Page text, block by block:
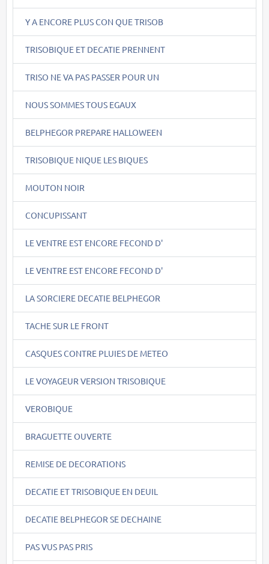
Y A ENCORE PLUS CON QUE TRISOB
TRISOBIQUE ET DECATIE PRENNENT
TRISO NE VA PAS PASSER POUR UN
NOUS SOMMES TOUS EGAUX
BELPHEGOR PREPARE HALLOWEEN
TRISOBIQUE NIQUE LES BIQUES
MOUTON NOIR
CONCUPISSANT
LE VENTRE EST ENCORE FECOND D'
LE VENTRE EST ENCORE FECOND D'
LA SORCIERE DECATIE BELPHEGOR
TACHE SUR LE FRONT
CASQUES CONTRE PLUIES DE METEO
LE VOYAGEUR VERSION TRISOBIQUE
VEROBIQUE
BRAGUETTE OUVERTE
REMISE DE DECORATIONS
DECATIE ET TRISOBIQUE EN DEUIL
DECATIE BELPHEGOR SE DECHAINE
PAS VUS PAS PRIS